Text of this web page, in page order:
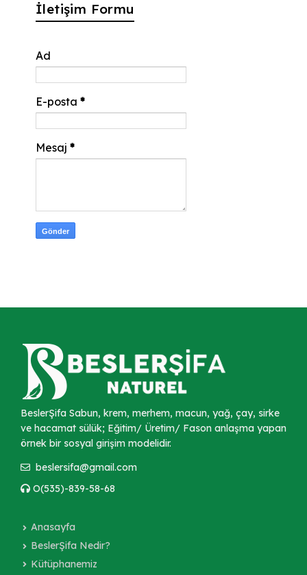
İletişim Formu
Ad
E-posta *
Mesaj *
BeslerŞifa Sabun, krem, merhem, macun, yağ, çay, sirke
ve hacamat sülük; Eğitim/ Üretim/ Fason anlaşma yapan
örnek bir sosyal girişim modelidir.
beslersifa@gmail.com
O(535)-839-58-68
Anasayfa
BeslerŞifa Nedir?
Kütüphanemiz